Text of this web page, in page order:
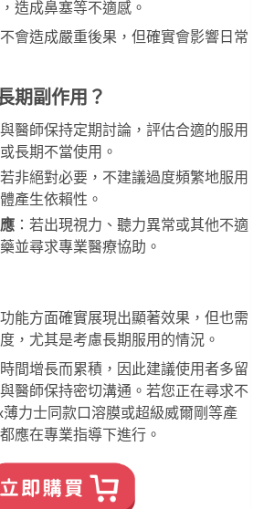
造成鼻塞等不適感。
會造成嚴重後果，但確實會影響日常
期副作用？
與醫師保持定期討論，評估合適的服用
長期不當使用。
若非絕對必要，不建議過度頻繁地服用
產生依賴性。
：若出現視力、聽力異常或其他不適
並尋求專業醫療協助。
能方面確實展現出顯著效果，但也需
，尤其是考慮長期服用的情況。
間增長而累積，因此建議使用者多留
醫師保持密切溝通。若您正在尋求不
力士同款口溶膜或超級威爾剛 等產
應在專業指導下進行。